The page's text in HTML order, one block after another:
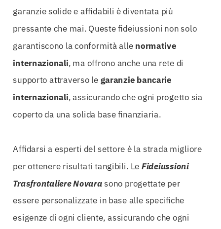
garanzie solide e affidabili è diventata più
pressante che mai. Queste fideiussioni non solo
garantiscono la conformità alle normative
internazionali, ma offrono anche una rete di
supporto attraverso le garanzie bancarie
internazionali, assicurando che ogni progetto sia
coperto da una solida base finanziaria.
Affidarsi a esperti del settore è la strada migliore
per ottenere risultati tangibili. Le Fideiussioni
Trasfrontaliere Novarasono progettate per
essere personalizzate in base alle specifiche
esigenze di ogni cliente, assicurando che ogni